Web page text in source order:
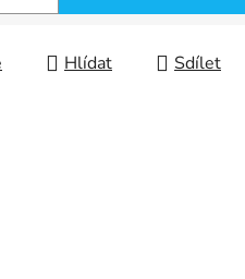
Hlídat Sdílet